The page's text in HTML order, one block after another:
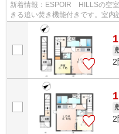
新着情報：ESPOIR HILLSの空
きる追い焚き機能付きです。室
実しております。駅まで歩いてア